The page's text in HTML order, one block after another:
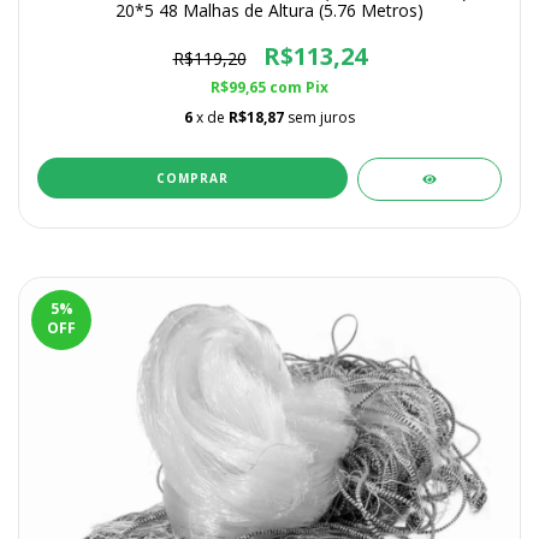
20*5 48 Malhas de Altura (5.76 Metros)
R$119,20 R$113,24
R$99,65 com Pix
6x de R$18,87 sem juros
COMPRAR
5%
OFF